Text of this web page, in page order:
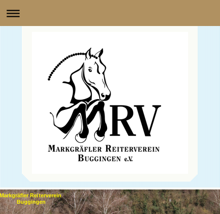
Markgräfler Reiterverein
Buggingen